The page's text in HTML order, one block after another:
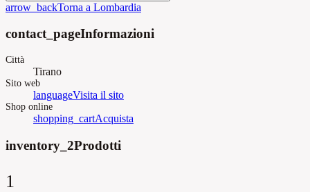
arrow_backTorna a Lombardia
contact_pageInformazioni
Città
Tirano
Sito web
languageVisita il sito
Shop online
shopping_cartAcquista
inventory_2Prodotti
1